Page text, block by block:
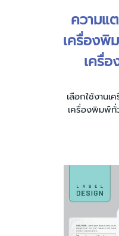
ความแ
เครื่องพิ
เครื่
เลือกใช้งาน
เครื่องพิมพ์ทั่